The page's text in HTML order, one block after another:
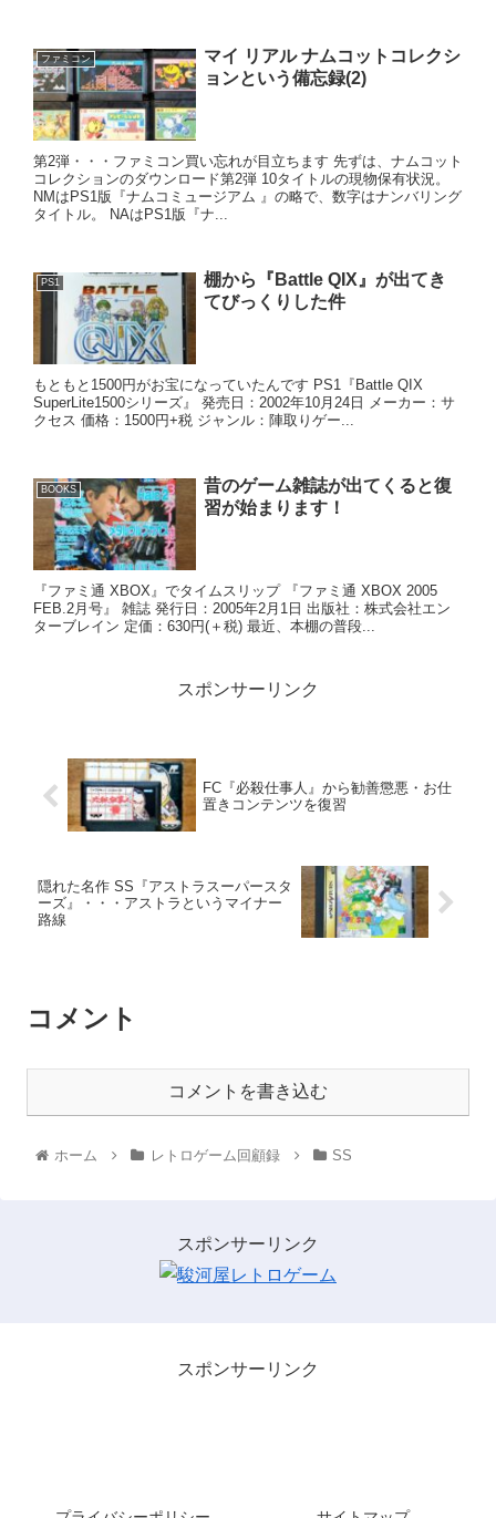
ファミコン
マイ リアル ナムコットコレクシ
ョンという備忘録(2)
第2弾・・・ファミコン買い忘れが目立ちます 先ずは、ナムコット
コレクションのダウンロード第2弾 10タイトルの現物保有状況。
NMはPS1版『ナムコミュージアム 』の略で、数字はナンバリング
タイトル。 NAはPS1版『ナ...
PS1
棚から『Battle QIX』が出てき
てびっくりした件
もともと1500円がお宝になっていたんです PS1『Battle QIX
SuperLite1500シリーズ』 発売日：2002年10月24日 メーカー：サ
クセス 価格：1500円+税 ジャンル：陣取りゲー...
BOOKS
昔のゲーム雑誌が出てくると復
習が始まります！
『ファミ通 XBOX』でタイムスリップ 『ファミ通 XBOX 2005
FEB.2月号』 雑誌 発行日：2005年2月1日 出版社：株式会社エン
ターブレイン 定価：630円(＋税) 最近、本棚の普段...
スポンサーリンク
FC『必殺仕事人』から勧善懲悪・お仕
置きコンテンツを復習
隠れた名作 SS『アストラスーパースタ
ーズ』・・・アストラというマイナー
路線
コメント
コメントを書き込む
ホーム レトロゲーム回顧録 SS
スポンサーリンク
スポンサーリンク